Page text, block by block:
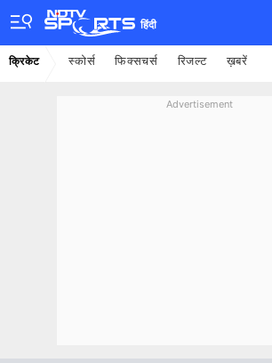
हिंदी
क्रिकेट स्कोर्स फिक्सचर्स रिजल्ट ख़बरें
Advertisement